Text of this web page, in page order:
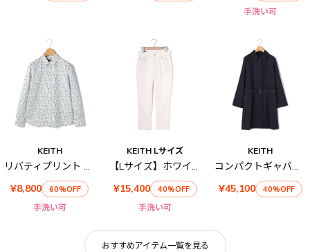
手洗い可
KEITH
リバティプリント シャツブラウス
¥8,800
60%OFF
手洗い可
KEITH Lサイズ
【Lサイズ】ホワイトドビーパンツ
¥15,400
40%OFF
手洗い可
KEITH
コンパクトギャバコート
¥45,100
40%OFF
おすすめアイテム一覧を見る